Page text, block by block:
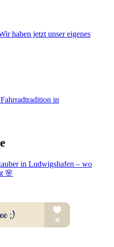
haben jetzt unser eigenes
in
in Ludwigshafen – wo
🌸